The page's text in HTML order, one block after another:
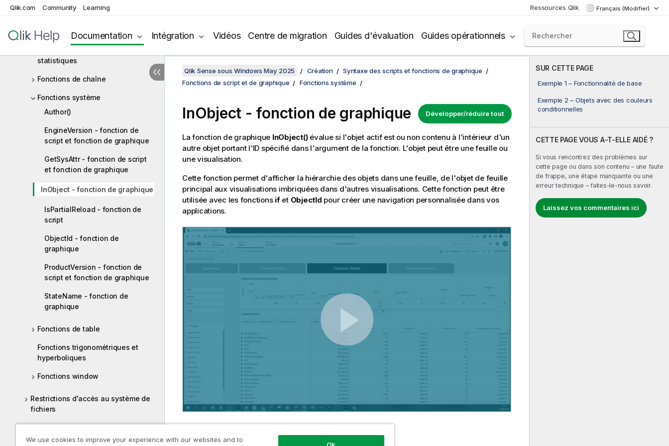
Qlik.com Community Learning Ressources Qlik Français (Modifier)
Documentation Intégration Vidéos Centre de migration Guides d'évaluation Guides opérationnels
Fonctions de plage
Fonctions relationnelles
statistiques
Fonctions de chaîne
Fonctions système
Author()
EngineVersion - fonction de
script et fonction de graphique
GetSysAttr - fonction de script
et fonction de graphique
InObject - fonction de graphique
IsPartialReload - fonction de
script
ObjectId - fonction de
graphique
ProductVersion - fonction de
script et fonction de graphique
StateName - fonction de
graphique
Fonctions de table
Fonctions trigonométriques et
hyperboliques
Fonctions window
Restrictions d'accès au système de
fichiers
Scriptage graphique
SUR CETTE PAGE
Exemple 1 – Fonctionnalité de base
Exemple 2 – Objets avec des couleurs
conditionnelles
CETTE PAGE VOUS A-T-ELLE AIDÉ ?
Si vous rencontrez des problèmes sur
cette page ou dans son contenu – une faute
de frappe, une étape manquante ou une
erreur technique – faites-le-nous savoir.
Laissez vos commentaires ici
Qlik Sense sous Windows May 2025 Création
Syntaxe des scripts et fonctions de graphique
Fonctions de script et de graphique
Fonctions système
Développer/réduire tout
InObject - fonction de graphique
La fonction de graphique InObject()évalue si l'objet actif est ou non contenu à l'intérieur d'un
autre objet portant l'ID spécifié dans l'argument de la fonction. L'objet peut être une feuille ou
une visualisation.
Cette fonction permet d'afficher la hiérarchie des objets dans une feuille, de l'objet de feuille
principal aux visualisations imbriquées dans d'autres visualisations. Cette fonction peut être
utilisée avec les fonctions ifet ObjectId pour créer une navigation personnalisée dans vos
applications.
We use cookies to improve your experience with our websites and to